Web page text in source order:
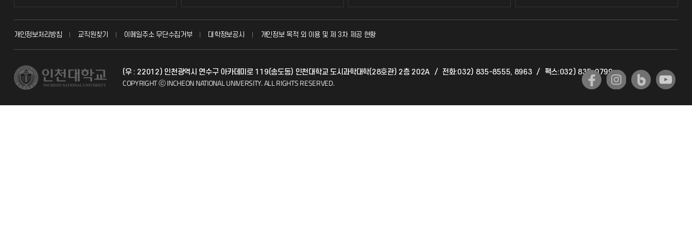
교무회의방송
시설예약
묻고 답하기
자주 묻는 질문(FAQ)
국방헬프콜
산학협력단
교수회
국제교류과
개인정보처리방침 교직원찾기 이메일주소 무단수집거부 대학정보공시 개인정보 목적 외 이용 및 제 3차 제공 현황
(우 : 22012) 인천광역시 연수구 아카데미로 119(송도동) 인천대학교 도시과학대학(28호관) 2층 202A / 전화:032) 835-8555, 8963 / 팩스:032) 835-0799
COPYRIGHT ⓒ INCHEON NATIONAL UNIVERSITY.ALL RIGHTS RESERVED.